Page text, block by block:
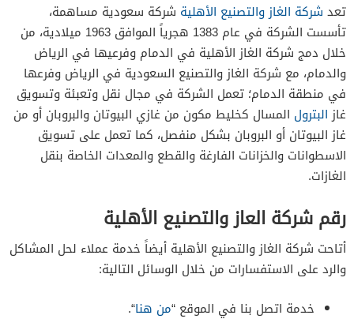
تعد شركة الغاز والتصنيع الأهلية شركة سعودية مساهمة،
تأسست الشركة في عام 1383 هجرياً الموافق 1963 ميلادية، من
خلال دمج شركة الغاز الأهلية في الدمام وفرعيها في الرياض
والدمام، مع شركة الغاز والتصنيع السعودية في الرياض وفرعها
في منطقة الدمام؛ تعمل الشركة في مجال نقل وتعبئة وتسويق
غازالبترول المسال كخليط مكون من غازي البيوتان والبروبان أو من
غاز البيوتان أو البروبان بشكل منفصل، كما تعمل على تسويق
الاسطوانات والخزانات الفارغة والقطع والمعدات الخاصة بنقل
الغازات.
رقم شركة العاز والتصنيع الأهلية
أتاحت شركة الغاز والتصنيع الأهلية أيضاً خدمة عملاء لحل المشاكل
والرد على الاستفسارات من خلال الوسائل التالية:
خدمة اتصل بنا في الموقع “من هنا“.